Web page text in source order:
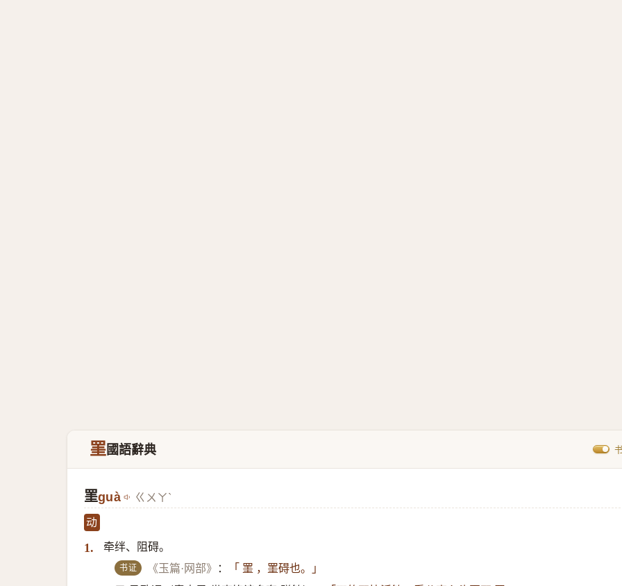
罣國語辭典
罣guà ㄍㄨㄚˋ
动
1. 牵绊、阻碍。
书证 《玉篇·网部》 ：
「 罣 ，罣碍也。」